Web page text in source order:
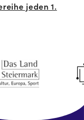
jeden 1.